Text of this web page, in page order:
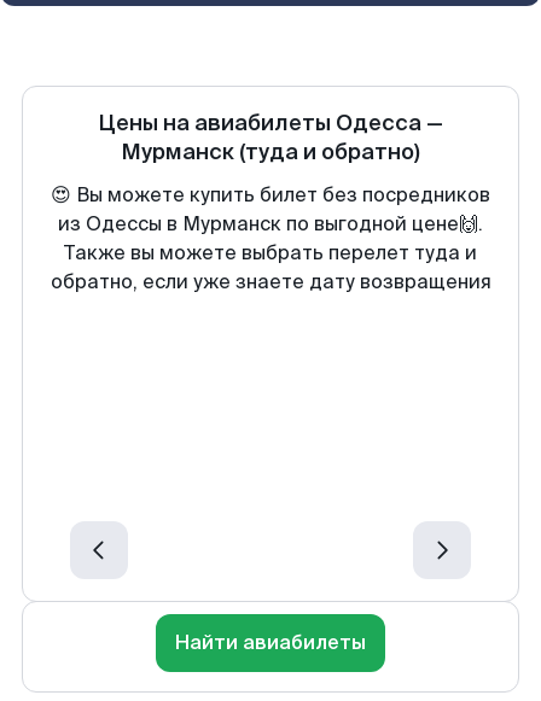
Цены на авиабилеты Одесса —
Мурманск (туда и обратно)
😍 Вы можете купить билет без посредников
из Одессы в Мурманск по выгодной цене🙌.
Также вы можете выбрать перелет туда и
обратно, если уже знаете дату возвращения
Найти авиабилеты